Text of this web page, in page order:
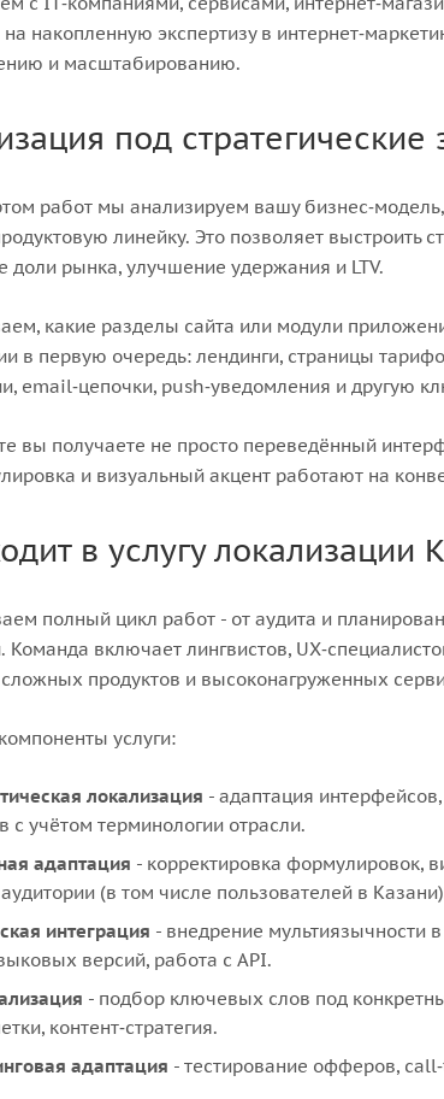
накопленную экспертизу в
и масштабированию.
под стратегические
работ мы анализируем вашу
линейку. Это позволяет выстроить
доли рынка, улучшение удержания и LTV.
какие разделы сайта или модули
в первую очередь: лендинги, страницы
email‑цепочки, push‑уведомления и другую
вы получаете не просто переведённый
и визуальный акцент работают на
в услугу
полный цикл работ - от аудита и
Команда включает лингвистов,
продуктов и высоконагруженных
услуги:
локализация - адаптация
с учётом терминологии отрасли.
адаптация - корректировка формулировок,
(в том числе пользователей в
интеграция - внедрение мультиязычности
версий, работа с API.
- подбор ключевых слов под
контент‑стратегия.
адаптация - тестирование офферов,